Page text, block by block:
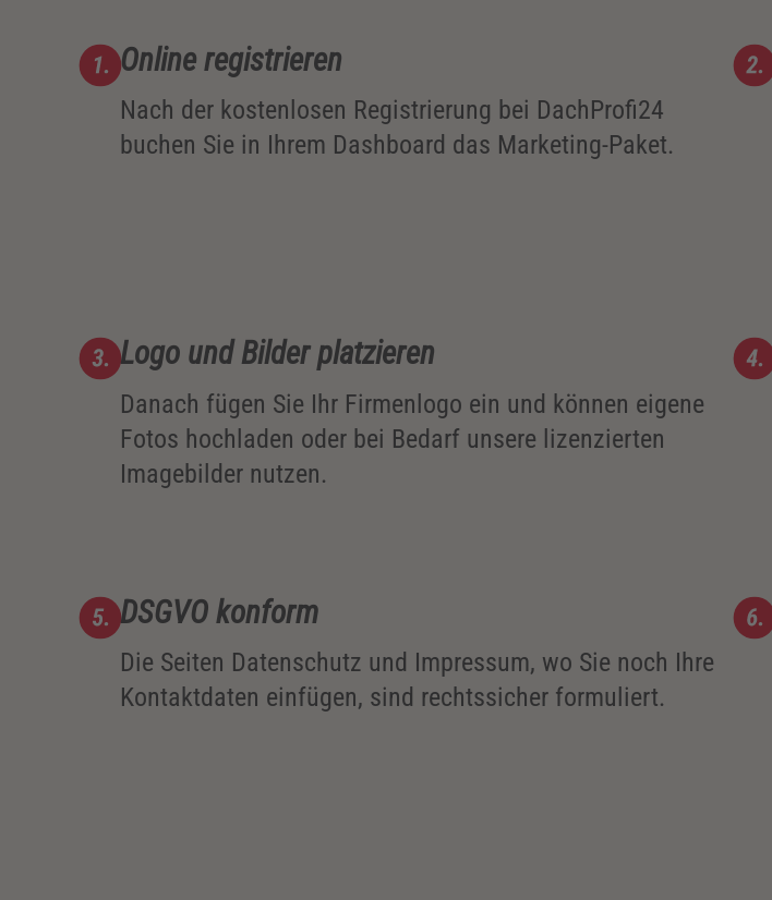
Online registrieren
Nach der kostenlosen Registrierung bei DachProfi24
buchen Sie in Ihrem Dashboard das Marketing-Paket.
Logo und Bilder platzieren
Danach fügen Sie Ihr Firmenlogo ein und können eigene
Fotos hochladen oder bei Bedarf unsere lizenzierten
Imagebilder nutzen.
DSGVO konform
Die Seiten Datenschutz und Impressum, wo Sie noch Ihre
Kontaktdaten einfügen, sind rechtssicher formuliert.